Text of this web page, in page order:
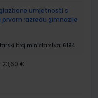
glazbene umjetnosti s
razredu gimnazije
broj ministarstva: 6194
23,60 €